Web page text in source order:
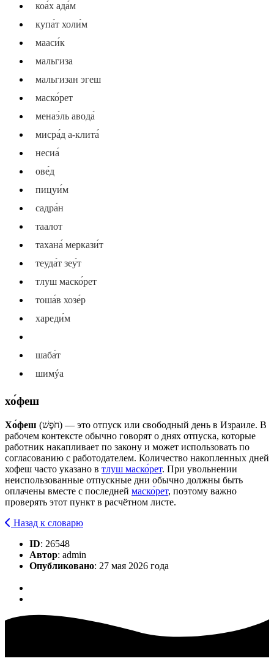
коа́х ада́м
купа́т холи́м
мааси́к
мальгиза
мальгизан эгеш
маско́рет
менаэ́ль авода́
мисра́д а-клита́
несиа́
ове́д
пицуи́м
садра́н
таалот
тахана́ меркази́т
теуда́т зеу́т
тлуш маско́рет
тоша́в хозе́р
хареди́м
шаба́т
шимýа
хо́феш
Хо́феш (חֹפֶשׁ) — это отпуск или свободный день в Израиле. В
рабочем контексте обычно говорят о днях отпуска, которые
работник накапливает по закону и может использовать по
согласованию с работодателем. Количество накопленных дней
хофеш часто указано в тлуш маско́рет. При увольнении
неиспользованные отпускные дни обычно должны быть
оплачены вместе с последней маско́рет, поэтому важно
проверять этот пункт в расчётном листе.
Назад к словарю
ID: 26548
Автор: admin
Опубликовано: 27 мая 2026 года